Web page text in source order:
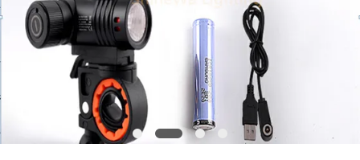
AFFAIRES
PLAN
DU